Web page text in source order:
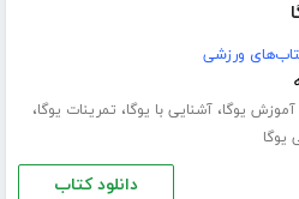
ورزشی
آموزش یوگا،آشنایی با یوگا، تمرینات یوگا،
یوگا
دانلود کتاب